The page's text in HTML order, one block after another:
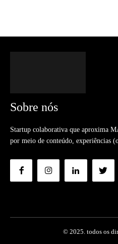
Sobre nós
Startup colaborativa que aproxima
por meio de conteúdo, experiências
© 2025. todos os